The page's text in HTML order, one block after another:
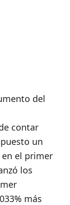
del
contar
un
en el primer
los
más